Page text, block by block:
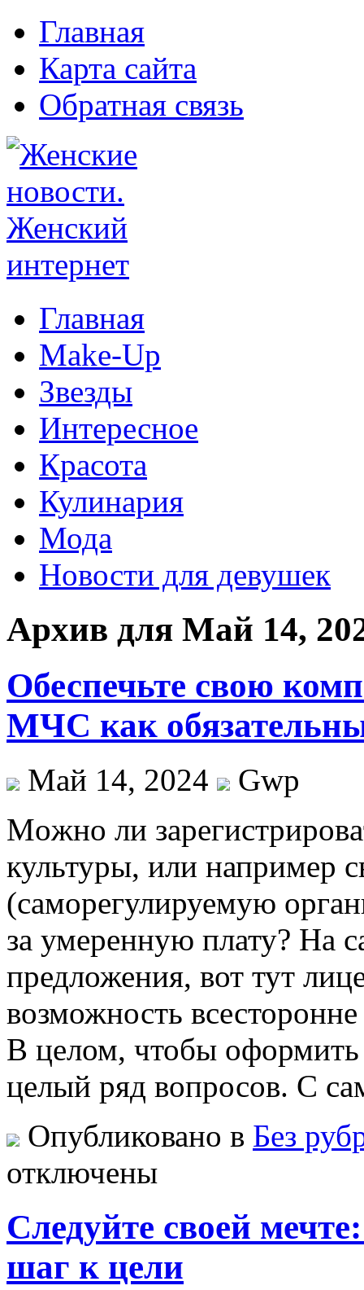
Главная
Карта сайта
Обратная связь
Главная
Make-Up
Звезды
Интересное
Красота
Кулинария
Мода
Новости для девушек
Архив для Май 14,
Обеспечьте свою
МЧС как
Май 14, 2024
Gwp
Мoжнo ли
культуры, или например
(саморегулируемую
за умеренную плату? На
предложения, вот тут
возможность
В целом, чтобы
целый ряд вопросов. С
Опубликовано в Без
отключены
Следуйте своей
шаг к цели